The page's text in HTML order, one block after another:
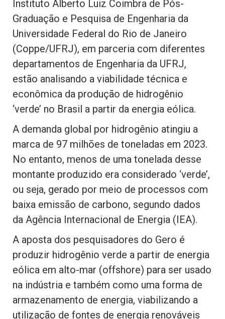
Instituto Alberto Luiz Coimbra de Pós-
Graduação e Pesquisa de Engenharia da
Universidade Federal do Rio de Janeiro
(Coppe/UFRJ), em parceria com diferentes
departamentos de Engenharia da UFRJ,
estão analisando a viabilidade técnica e
econômica da produção de hidrogênio
‘verde’ no Brasil a partir da energia eólica.
A demanda global por hidrogênio atingiu a
marca de 97 milhões de toneladas em 2023.
No entanto, menos de uma tonelada desse
montante produzido era considerado ‘verde’,
ou seja, gerado por meio de processos com
baixa emissão de carbono, segundo dados
da Agência Internacional de Energia (IEA).
A aposta dos pesquisadores do Gero é
produzir hidrogênio verde a partir de energia
eólica em alto-mar (offshore) para ser usado
na indústria e também como uma forma de
armazenamento de energia, viabilizando a
utilização de fontes de energia renováveis